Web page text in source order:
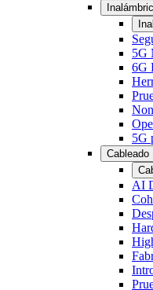
5G
6G
5G
Cableado
AI